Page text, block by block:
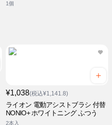
1個
¥1,038(税込¥1,141.8)
ライオン 電動アシストブラシ 付替
NONIO+ ホワイトニング ふつう
2本入